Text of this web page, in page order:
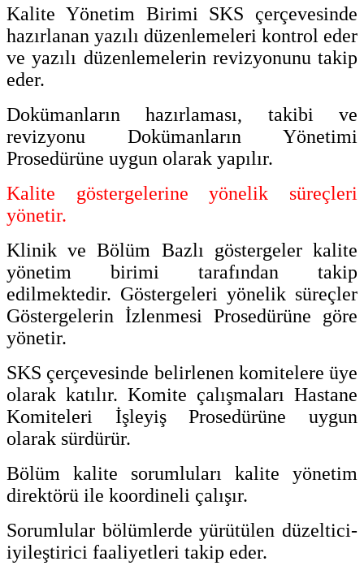
Kalite Yönetim Birimi SKS çerçevesinde
hazırlanan yazılı düzenlemeleri kontrol eder
ve yazılı düzenlemelerin revizyonunu takip
eder.
Dokümanların hazırlaması, takibi ve
revizyonu Dokümanların Yönetimi
Prosedürüne uygun olarak yapılır.
Kalite göstergelerine yönelik süreçleri
yönetir.
Klinik ve Bölüm Bazlı göstergeler kalite
yönetim birimi tarafından takip
edilmektedir. Göstergeleri yönelik süreçler
Göstergelerin İzlenmesi Prosedürüne göre
yönetir.
SKS çerçevesinde belirlenen komitelere üye
olarak katılır. Komite çalışmaları Hastane
Komiteleri İşleyiş Prosedürüne uygun
olarak sürdürür.
Bölüm kalite sorumluları kalite yönetim
direktörü ile koordineli çalışır.
Sorumlular bölümlerde yürütülen düzeltici-
iyileştirici faaliyetleri takip eder.